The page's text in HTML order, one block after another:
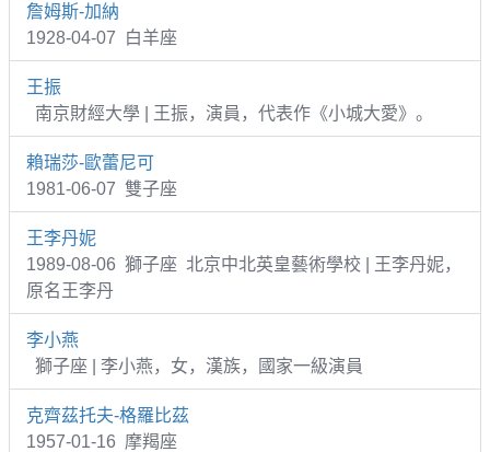
詹姆斯-加納
1928-04-07 白羊座
王振
南京財經大學 | 王振，演員，代表作《小城大愛》。
賴瑞莎-歐蕾尼可
1981-06-07 雙子座
王李丹妮
1989-08-06 獅子座 北京中北英皇藝術學校 | 王李丹妮，
原名王李丹
李小燕
獅子座 | 李小燕，女，漢族，國家一級演員
克齊茲托夫-格羅比茲
1957-01-16 摩羯座